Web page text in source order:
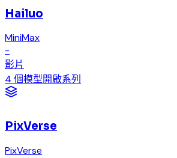
Hailuo
MiniMax
-
影片
4 個模型開啟系列
PixVerse
PixVerse